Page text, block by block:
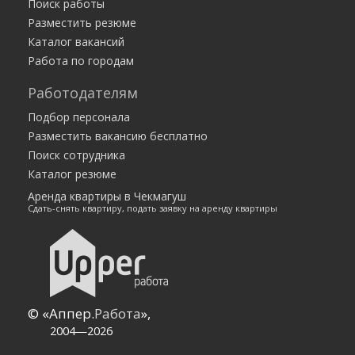
Все города
Поиск работы
Разместить резюме
Каталог вакансий
Работа по городам
Работодателям
Подбор персонала
Разместить вакансию бесплатно
Поиск сотрудника
Каталог резюме
Аренда квартиры в Чекмагуш
Сдать-снять квартиру, подать заявку на аренду квартиры
© «Аппер.Работа»,
2004—2026